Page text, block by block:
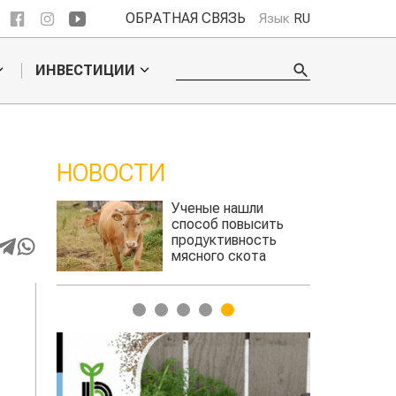
ОБРАТНАЯ СВЯЗЬ Язык RU
ИНВЕСТИЦИИ
НОВОСТИ
Жара в Китае может
поднять цены на
зерно
1 2 3 4 5